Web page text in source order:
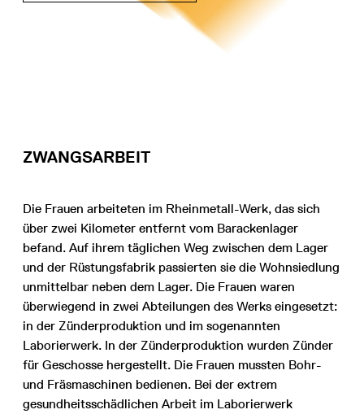
ZWANGSARBEIT
Die Frauen arbeiteten im Rheinmetall-Werk, das sich
über zwei Kilometer entfernt vom Barackenlager
befand. Auf ihrem täglichen Weg zwischen dem Lager
und der Rüstungsfabrik passierten sie die Wohnsiedlung
unmittelbar neben dem Lager. Die Frauen waren
überwiegend in zwei Abteilungen des Werks eingesetzt:
in der Zünderproduktion und im sogenannten
Laborierwerk. In der Zünderproduktion wurden Zünder
für Geschosse hergestellt. Die Frauen mussten Bohr-
und Fräsmaschinen bedienen. Bei der extrem
gesundheitsschädlichen Arbeit im Laborierwerk